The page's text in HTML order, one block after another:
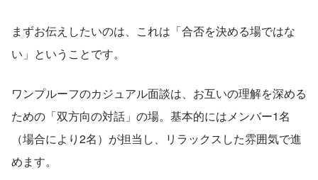
まずお伝えしたいのは、これは「合否を決める場ではな
い」ということです。
ワンプルーフのカジュアル面談は、お互いの理解を深める
ための「双方向の対話」の場。基本的にはメンバー1名
（場合により2名）が担当し、リラックスした雰囲気で進
めます。